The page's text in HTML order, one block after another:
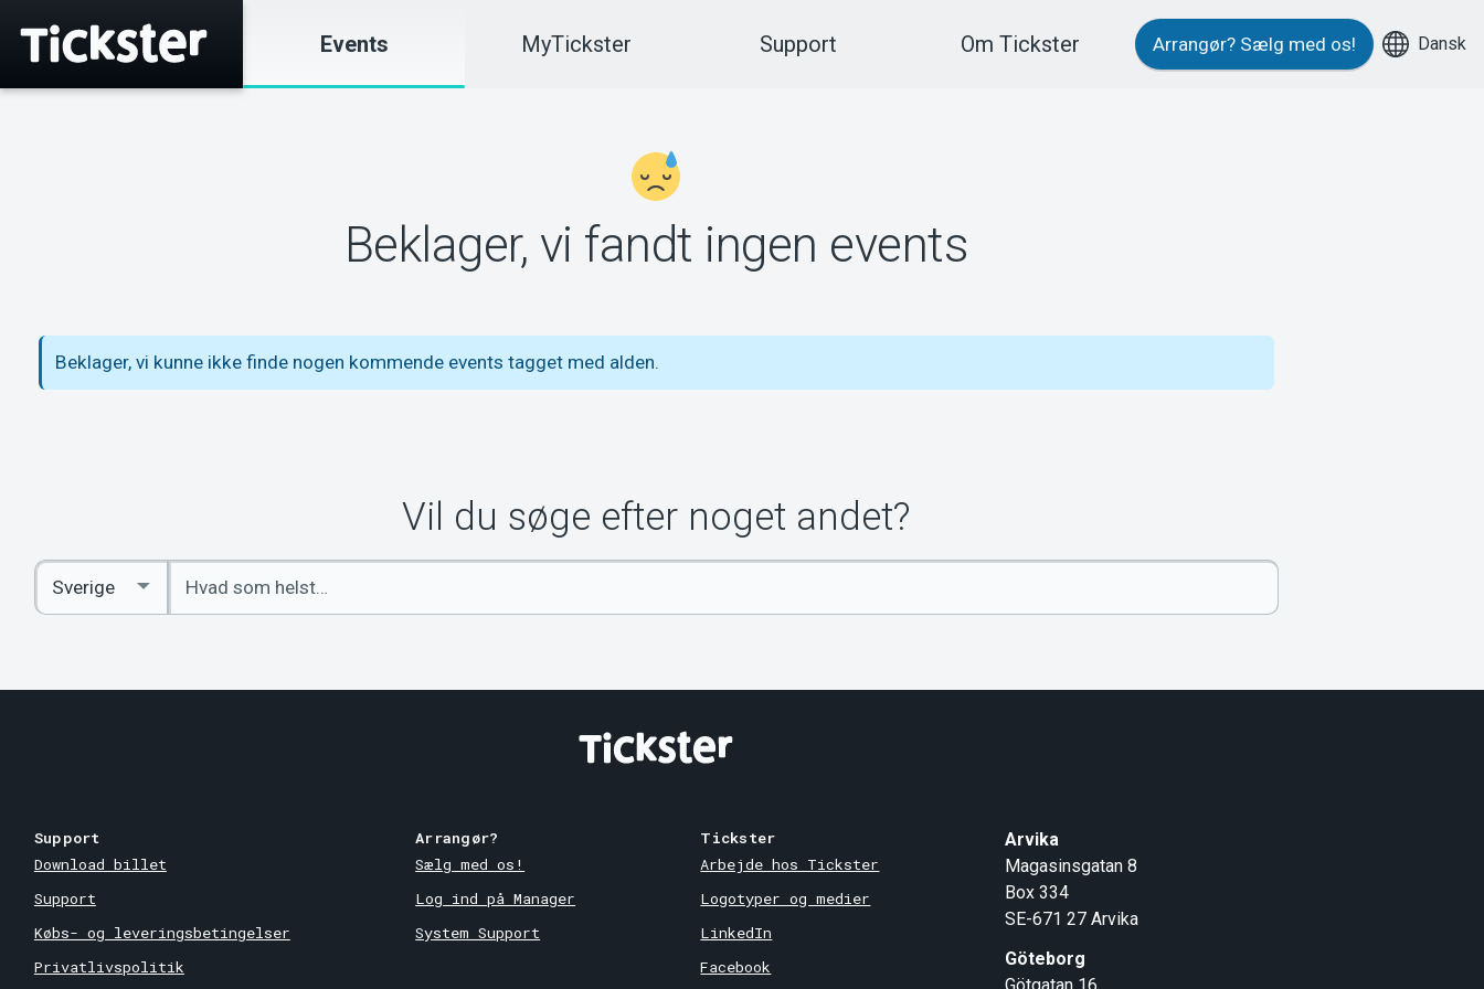
Events MyTickster Support Om Tickster Arrangør? Sælg med os! Dansk
Beklager, vi fandt ingen events
Beklager, vi kunne ikke finde nogen kommende events tagget med alden.
Vil du søge efter noget andet?
Indtast
søgeord
Select
Country
Support
Download billet
Support
Købs- og leveringsbetingelser
Privatlivspolitik
Arrangør?
Sælg med os!
Log ind på Manager
System Support
Tickster
Arbejde hos Tickster
Logotyper og medier
LinkedIn
Facebook
Arvika
Magasinsgatan 8
Box 334
SE-671 27 Arvika
Göteborg